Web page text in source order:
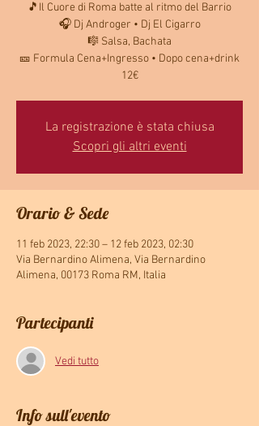
🎵Il Cuore di Roma batte al ritmo del Barrio
🎧 Dj Androger • Dj El Cigarro
🎼 Salsa, Bachata
🎫 Formula Cena+Ingresso • Dopo cena+drink
12€
La registrazione è stata chiusa
Scopri gli altri eventi
Orario & Sede
11 feb 2023, 22:30 – 12 feb 2023, 02:30
Via Bernardino Alimena, Via Bernardino
Alimena, 00173 Roma RM, Italia
Partecipanti
Vedi tutto
Info sull'evento